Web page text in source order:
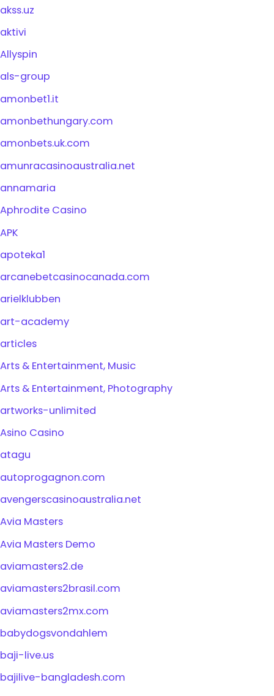
akss.uz
aktivi
Allyspin
als-group
amonbet1.it
amonbethungary.com
amonbets.uk.com
amunracasinoaustralia.net
annamaria
Aphrodite Casino
APK
apoteka1
arcanebetcasinocanada.com
arielklubben
art-academy
articles
Arts & Entertainment, Music
Arts & Entertainment, Photography
artworks-unlimited
Asino Casino
atagu
autoprogagnon.com
avengerscasinoaustralia.net
Avia Masters
Avia Masters Demo
aviamasters2.de
aviamasters2brasil.com
aviamasters2mx.com
babydogsvondahlem
baji-live.us
bajilive-bangladesh.com